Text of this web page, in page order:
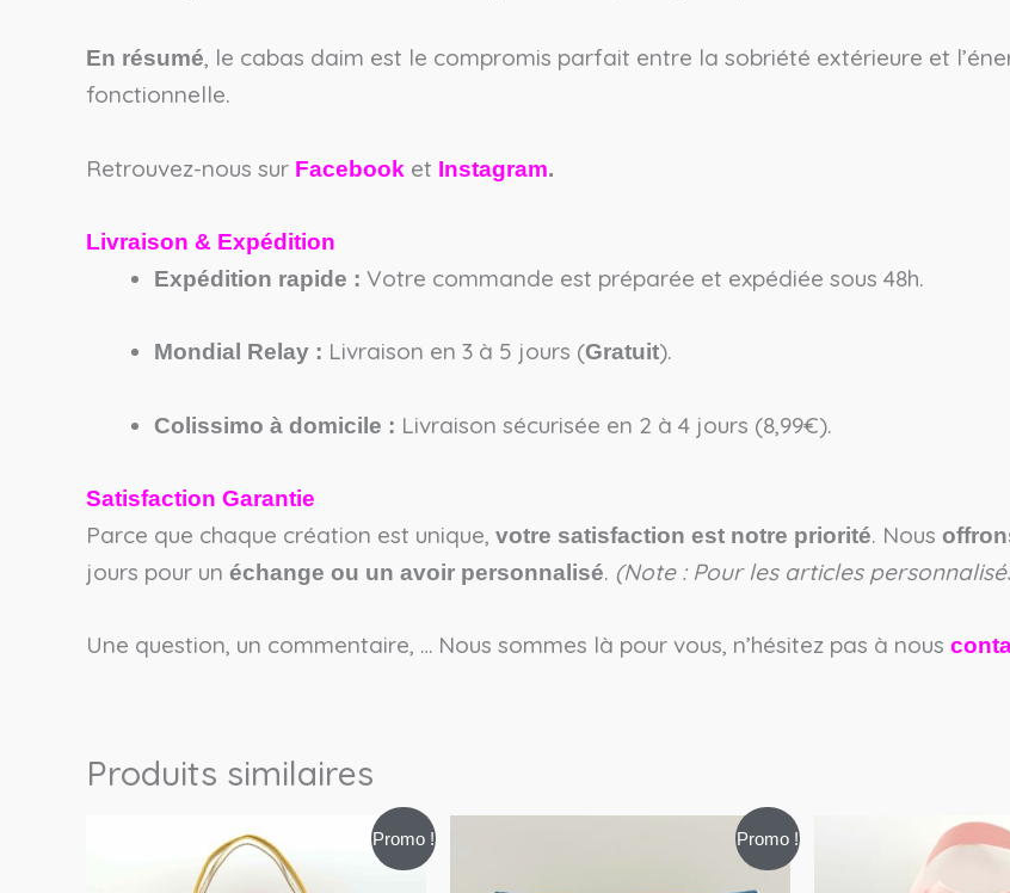
En résumé, le cabas daim est le compromis parfait entre la sobriété extérieure et
fonctionnelle.
Retrouvez-nous sur Facebook et Instagram.
Livraison & Expédition
Expédition rapide : Votre commande est préparée et expédiée sous 48h.
Mondial Relay : Livraison en 3 à 5 jours (Gratuit).
Colissimo à domicile : Livraison sécurisée en 2 à 4 jours (8,99€).
Satisfaction Garantie
Parce que chaque création est unique, votre satisfaction est notre priorité. Nous
jours pour un échange ou un avoir personnalisé. (Note : Pour les articles
Une question, un commentaire, … Nous sommes là pour vous, n’hésitez pas à nous
Produits similaires
Promo !
initial
prix
actuel
Promo !
Le
prix